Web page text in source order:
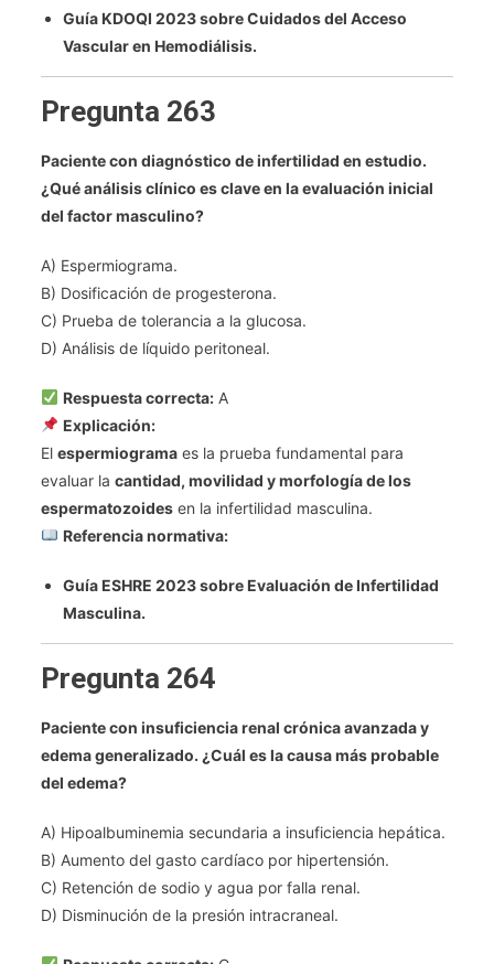
Guía KDOQI 2023 sobre Cuidados del Acceso
Vascular en Hemodiálisis.
Pregunta 263
Paciente con diagnóstico de infertilidad en estudio.
¿Qué análisis clínico es clave en la evaluación inicial
del factor masculino?
A) Espermiograma.
B) Dosificación de progesterona.
C) Prueba de tolerancia a la glucosa.
D) Análisis de líquido peritoneal.
Respuesta correcta: A
Explicación:
Elespermiograma es la prueba fundamental para
evaluar lacantidad, movilidad y morfología de los
espermatozoides en la infertilidad masculina.
Referencia normativa:
Guía ESHRE 2023 sobre Evaluación de Infertilidad
Masculina.
Pregunta 264
Paciente con insuficiencia renal crónica avanzada y
edema generalizado. ¿Cuál es la causa más probable
del edema?
A) Hipoalbuminemia secundaria a insuficiencia hepática.
B) Aumento del gasto cardíaco por hipertensión.
C) Retención de sodio y agua por falla renal.
D) Disminución de la presión intracraneal.